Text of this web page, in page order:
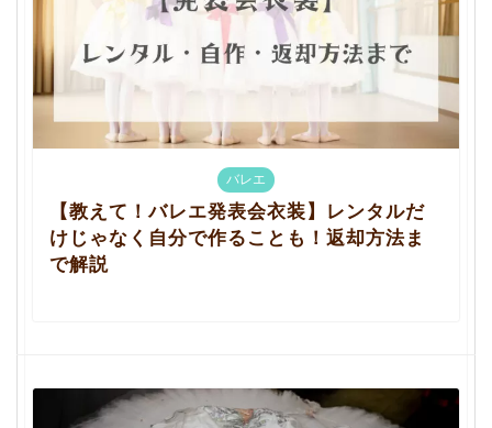
バレエ
【教えて！バレエ発表会衣装】レンタルだ
けじゃなく自分で作ることも！返却方法ま
で解説